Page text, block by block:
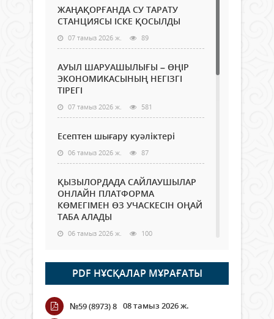
ЖАҢАҚОРҒАНДА СУ ТАРАТУ
СТАНЦИЯСЫ ІСКЕ ҚОСЫЛДЫ
07 тамыз 2026 ж. 89
АУЫЛ ШАРУАШЫЛЫҒЫ – ӨҢІР
ЭКОНОМИКАСЫНЫҢ НЕГІЗГІ
ТІРЕГІ
07 тамыз 2026 ж. 581
Есептен шығару куәліктері
06 тамыз 2026 ж. 87
ҚЫЗЫЛОРДАДА САЙЛАУШЫЛАР
ОНЛАЙН ПЛАТФОРМА
КӨМЕГІМЕН ӨЗ УЧАСКЕСІН ОҢАЙ
ТАБА АЛАДЫ
06 тамыз 2026 ж. 100
Open Air: Қызылорда облысы
полиция департаменті 20
мыңнан астам көрерменнің
қауіпсіздігін қамтамасыз етті
06 тамыз 2026 ж.
PDF НҰСҚАЛАР МҰРАҒАТЫ
№59 (8973) 8 08 тамыз 2026 ж.